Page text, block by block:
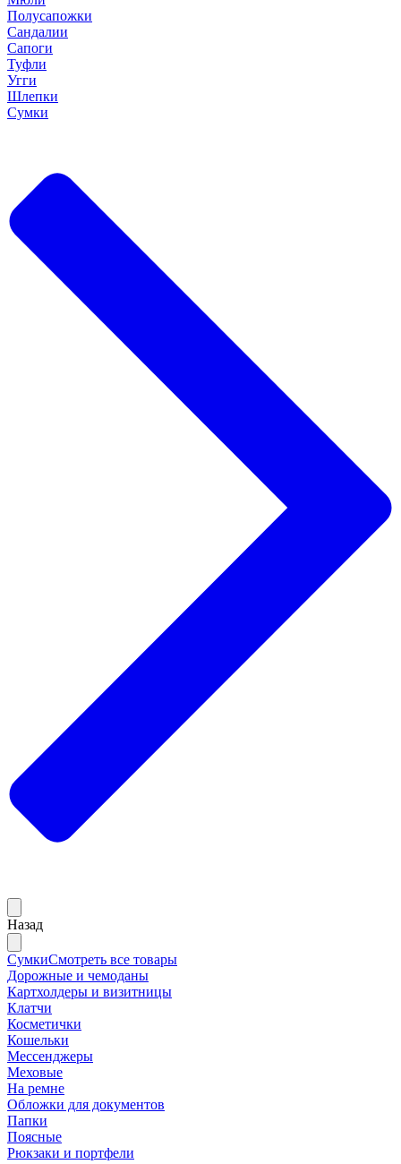
Полусапожки
Сандалии
Сапоги
Туфли
Угги
Шлепки
Сумки
Назад
СумкиСмотреть все товары
Дорожные и чемоданы
Картхолдеры и визитницы
Клатчи
Косметички
Кошельки
Мессенджеры
Меховые
На ремне
Обложки для документов
Папки
Поясные
Рюкзаки и портфели